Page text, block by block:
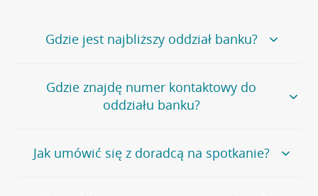
Gdzie jest najbliższy oddział banku?
Jeśli szukasz oddziału naszego banku, zapraszamy na
stronęPlacówki i bankomaty, na której znajduje się
wygodna wyszukiwarka.
oddziałów
Gdzie znajdę numer kontaktowy do
oddziału banku?
Bank Credit Agricole nie udostępnia ogólnego numeru
telefonu do placówki bankowej.
Jak umówić się z doradcą na spotkanie?